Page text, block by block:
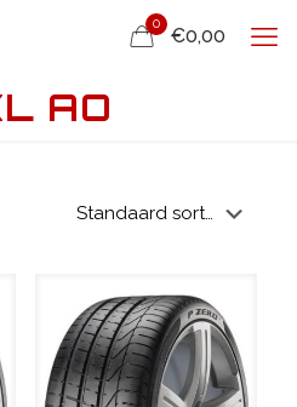
0
€0,00
AO